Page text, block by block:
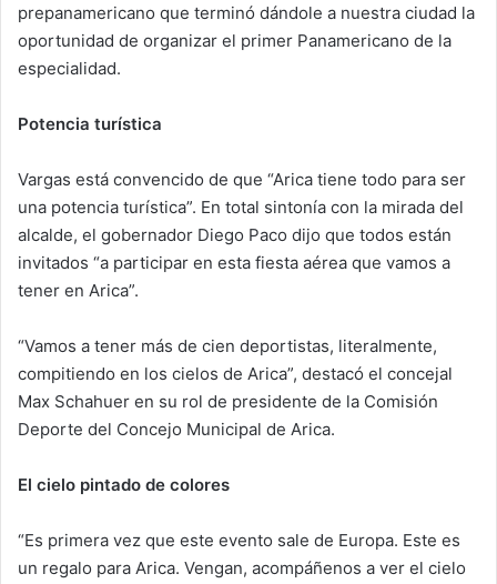
prepanamericano que terminó dándole a nuestra ciudad la
oportunidad de organizar el primer Panamericano de la
especialidad.
Potencia turística
Vargas está convencido de que “Arica tiene todo para ser
una potencia turística”. En total sintonía con la mirada del
alcalde, el gobernador Diego Paco dijo que todos están
invitados “a participar en esta fiesta aérea que vamos a
tener en Arica”.
“Vamos a tener más de cien deportistas, literalmente,
compitiendo en los cielos de Arica”, destacó el concejal
Max Schahuer en su rol de presidente de la Comisión
Deporte del Concejo Municipal de Arica.
El cielo pintado de colores
“Es primera vez que este evento sale de Europa. Este es
un regalo para Arica. Vengan, acompáñenos a ver el cielo